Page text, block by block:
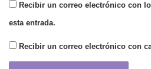
Recibir un correo electrónico con
esta entrada.
Recibir un correo electrónico con